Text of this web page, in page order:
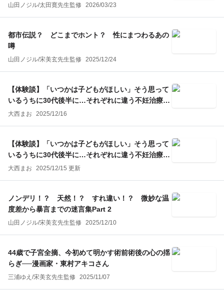
山田ノジル/太田寛先生監修 2026/03/23
都市伝説？ どこまでホント？ 性にまつわるあの
噂
山田ノジル/宋美玄先生監修 2025/12/24
【体験談】「いつかは子どもがほしい」そう思って
いるうちに30代後半に…それぞれに違う不妊治療の
選択（後編）
大西まお 2025/12/16
【体験談】「いつかは子どもがほしい」そう思って
いるうちに30代後半に…それぞれに違う不妊治療の
選択（前編）
大西まお 2025/12/15 更新
ノンデリ！？ 天然！？ すれ違い！？ 微妙な温
度差から暴言までの迷言集Part 2
山田ノジル/宋美玄先生監修 2025/12/10
44歳で子宮全摘、今初めて明かす術前術後の心の揺
らぎ──漫画家・東村アキコさん
三浦ゆえ /宋美玄先生監修 2025/11/07